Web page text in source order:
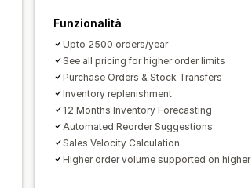
per rifornimento
di prodotti esauriti
Dati e statistiche approfonditi
Funzionalità
Upto 2500 orders/year
See all pricing for higher order limits
Purchase Orders & Stock Transfers
Inventory replenishment
12 Months Inventory Forecasting
Automated Reorder Suggestions
Sales Velocity Calculation
Higher order volume supported on higher